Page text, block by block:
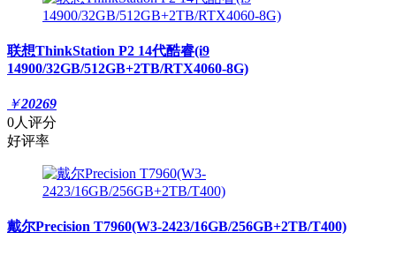
联想ThinkStation P2 14代酷睿(i9
14900/32GB/512GB+2TB/RTX4060-8G)
￥20269
0人评分
好评率
戴尔Precision T7960(W3-2423/16GB/256GB+2TB/T400)